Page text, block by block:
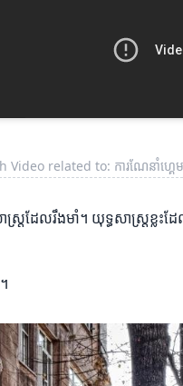
Video related to: ការណែនាំហ្គ
រដែលរឹងមាំ។ យុទ្ធសាស្ត្រខ្លះដែ